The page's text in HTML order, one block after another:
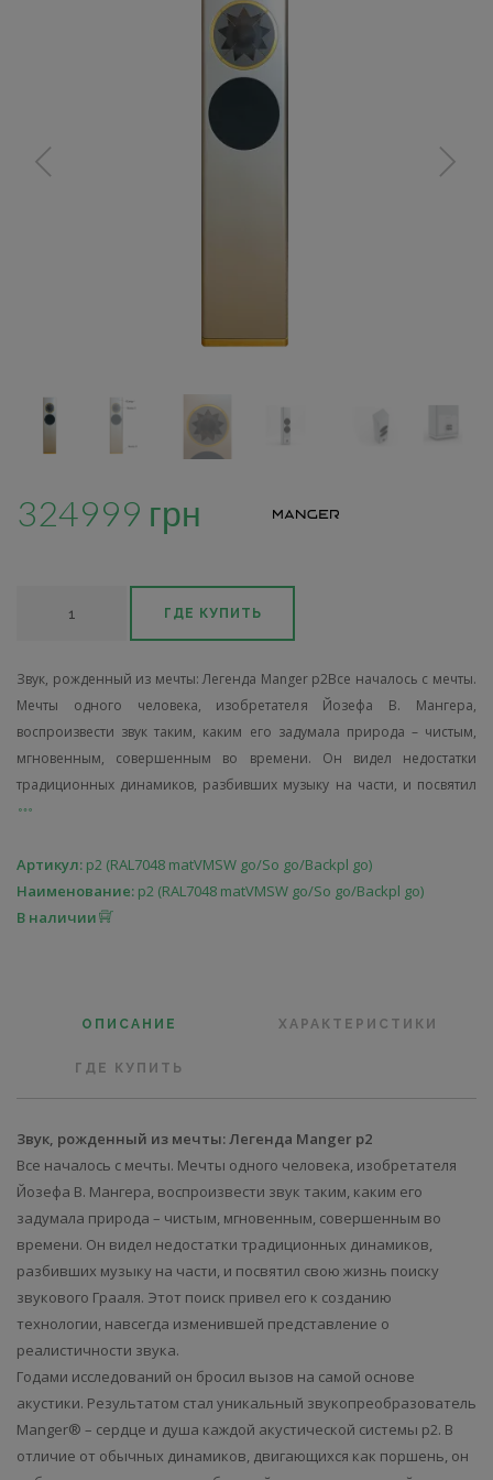
324999 грн
ГДЕ КУПИТЬ
Звук, рожденный из мечты: Легенда Manger p2Все началось с мечты.
Мечты одного человека, изобретателя Йозефа В. Мангера,
воспроизвести звук таким, каким его задумала природа – чистым,
мгновенным, совершенным во времени. Он видел недостатки
традиционных динамиков, разбивших музыку на части, и посвятил
Артикул: p2 (RAL7048 matVMSW go/So go/Вackpl go)
Наименование: p2 (RAL7048 matVMSW go/So go/Вackpl go)
В наличии
ОПИСАНИЕ ХАРАКТЕРИСТИКИ
ГДЕ КУПИТЬ
Звук, рожденный из мечты: Легенда Manger p2
Все началось с мечты. Мечты одного человека, изобретателя
Йозефа В. Мангера, воспроизвести звук таким, каким его
задумала природа – чистым, мгновенным, совершенным во
времени. Он видел недостатки традиционных динамиков,
разбивших музыку на части, и посвятил свою жизнь поиску
звукового Грааля. Этот поиск привел его к созданию
технологии, навсегда изменившей представление о
реалистичности звука.
Годами исследований он бросил вызов на самой основе
акустики. Результатом стал уникальный звукопреобразователь
Manger® – сердце и душа каждой акустической системы p2. В
отличие от обычных динамиков, двигающихся как поршень, он